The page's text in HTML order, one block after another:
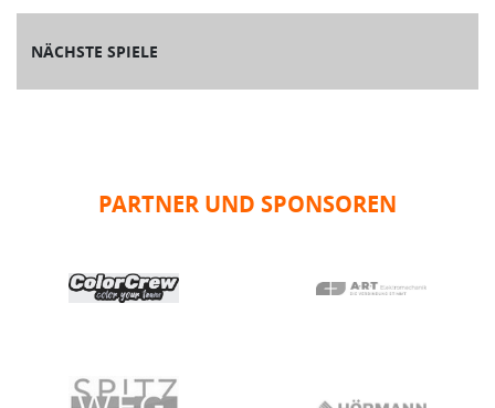
NÄCHSTE SPIELE
PARTNER UND SPONSOREN